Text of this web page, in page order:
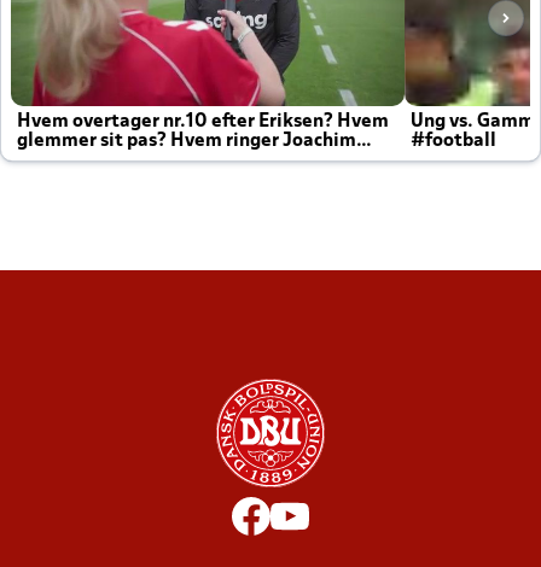
Hvem overtager nr.10 efter Eriksen? Hvem
glemmer sit pas? Hvem ringer Joachim
altid til efter kampe?
Ung vs.
#football